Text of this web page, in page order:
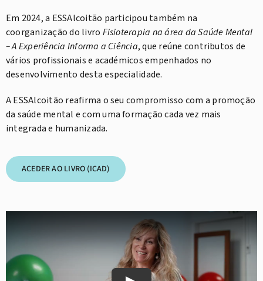
Em 2024, a ESSAlcoitão participou também na
coorganização do livro Fisioterapia na área da Saúde Mental
– A Experiência Informa a Ciência, que reúne contributos de
vários profissionais e académicos empenhados no
desenvolvimento desta especialidade.
A ESSAlcoitão reafirma o seu compromisso com a promoção
da saúde mental e com uma formação cada vez mais
integrada e humanizada.
ACEDER AO LIVRO (ICAD)